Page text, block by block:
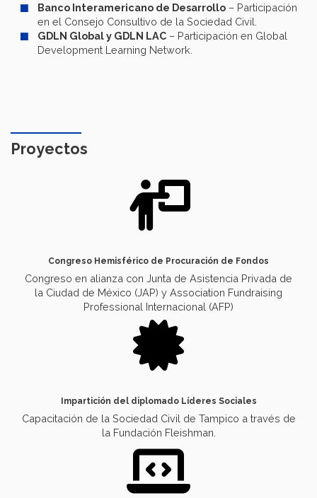
Banco Interamericano de Desarrollo – Participación
en el Consejo Consultivo de la Sociedad Civil.
GDLN Global y GDLN LAC – Participación en Global
Development Learning Network.
Proyectos
Congreso Hemisférico de Procuración de Fondos
Congreso en alianza con Junta de Asistencia Privada de
la Ciudad de México (JAP) y Association Fundraising
Professional Internacional (AFP)
Impartición del diplomado Líderes Sociales
Capacitación de la Sociedad Civil de Tampico a través de
la Fundación Fleishman.